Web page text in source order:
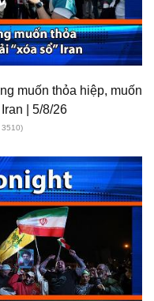
muốn thỏa hiệp, muốn
| 5/8/26
3510)